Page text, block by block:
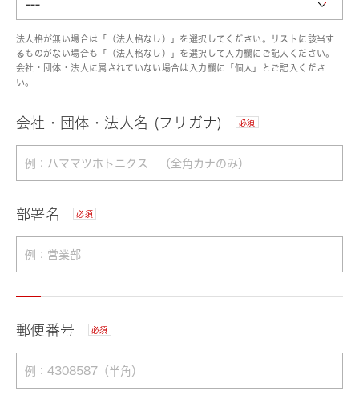
法人格が無い場合は「（法人格なし）」を選択してください。リストに該当す
るものがない場合も「（法人格なし）」を選択して入力欄にご記入ください。
会社・団体・法人に属されていない場合は入力欄に「個人」とご記入くださ
い。
会社・団体・法人名 (フリガナ) 必須
部署名 必須
郵便番号 必須